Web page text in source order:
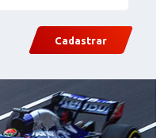
Cadastrar